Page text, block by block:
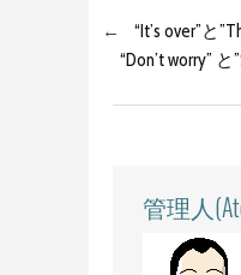
←
“It’s over”と
“Don’t worry”
管理人